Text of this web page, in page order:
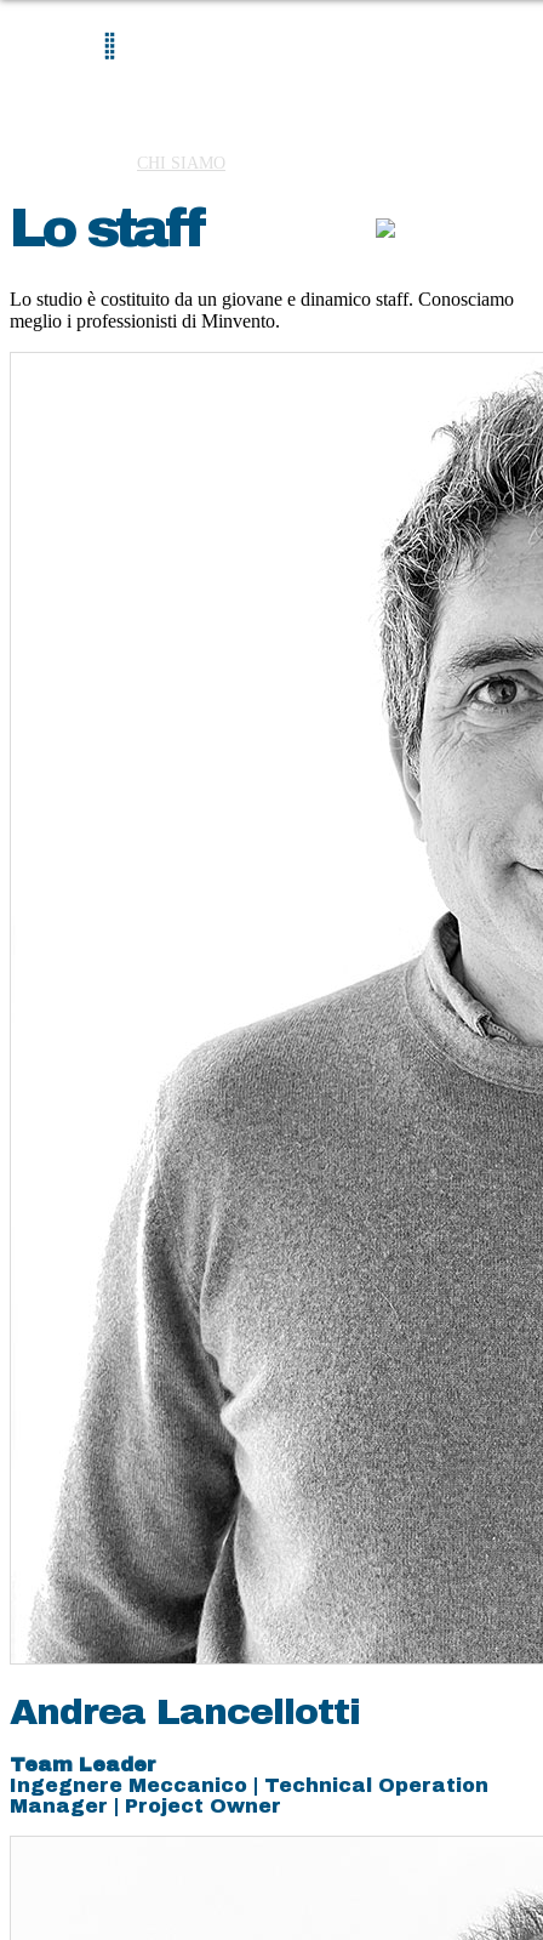
CHI SIAMO
Lo staff
Lo studio è costituito da un giovane e dinamico staff. Conosciamo
meglio i professionisti di Minvento.
Andrea Lancellotti
Team Leader
Ingegnere Meccanico | Technical Operation
Manager | Project Owner